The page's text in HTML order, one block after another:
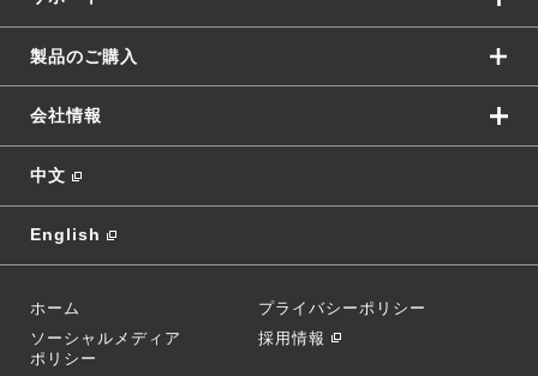
製品のご購入
会社情報
中文
English
ホーム
プライバシーポリシー
ソーシャルメディア
ポリシー
採用情報